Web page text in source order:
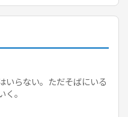
いらない。ただそばにいる
。